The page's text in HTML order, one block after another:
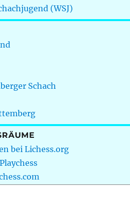
(WSJ)
Schach
bei Lichess.org